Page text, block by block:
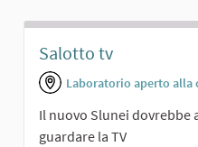
Salotto tv
Laboratorio aperto alla
Il nuovo Slunei dovrebbe
guardare la TV